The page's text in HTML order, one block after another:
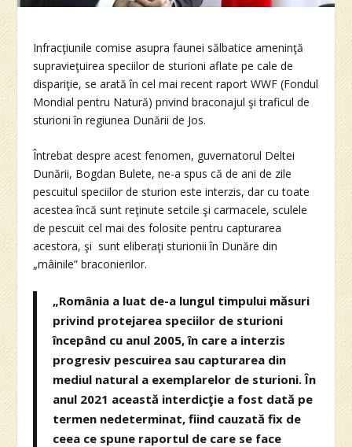
Infracţiunile comise asupra faunei sălbatice ameninţă
supravieţuirea speciilor de sturioni aflate pe cale de
dispariţie, se arată în cel mai recent raport WWF (Fondul
Mondial pentru Natură) privind braconajul şi traficul de
sturioni în regiunea Dunării de Jos.
Întrebat despre acest fenomen, guvernatorul Deltei
Dunării, Bogdan Bulete, ne-a spus că de ani de zile
pescuitul speciilor de sturion este interzis, dar cu toate
acestea încă sunt reţinute setcile şi carmacele, sculele
de pescuit cel mai des folosite pentru capturarea
acestora, şi sunt eliberaţi sturionii în Dunăre din
„mâinile” braconierilor.
„România a luat de-a lungul timpului măsuri
privind protejarea speciilor de sturioni
începând cu anul 2005, în care a interzis
progresiv pescuirea sau capturarea din
mediul natural a exemplarelor de sturioni. În
anul 2021 această interdicţie a fost dată pe
termen nedeterminat, fiind cauzată fix de
ceea ce spune raportul de care se face